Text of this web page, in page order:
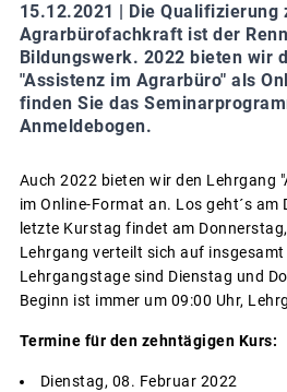
15.12.2021 |
Die Qualifizierung
Agrarbürofachkraft ist der
Bildungswerk. 2022 bieten wir
"Assistenz im Agrarbüro" als
finden Sie das
Anmeldebogen.
Auch 2022 bieten wir den Lehrgang
im Online-Format an. Los geht´s
letzte Kurstag findet am
Lehrgang verteilt sich auf
Lehrgangstage sind Dienstag und
Beginn ist immer um 09:00 Uhr,
Termine für den zehntägigen Kurs:
Dienstag, 08. Februar 2022